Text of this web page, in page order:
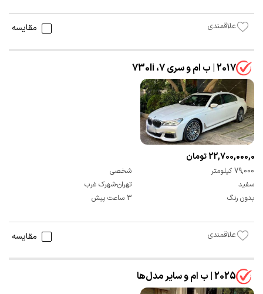
علاقمندی مقایسه
2017 | ب ام و سری 7، 730li
22,700,000,000 تومان
79,000 کیلومتر
شخصی
سفید
تهران-شهرک غرب
بدون رنگ
3 ساعت پیش
علاقمندی مقایسه
2025 | ب ام و سایر مدل‌ها